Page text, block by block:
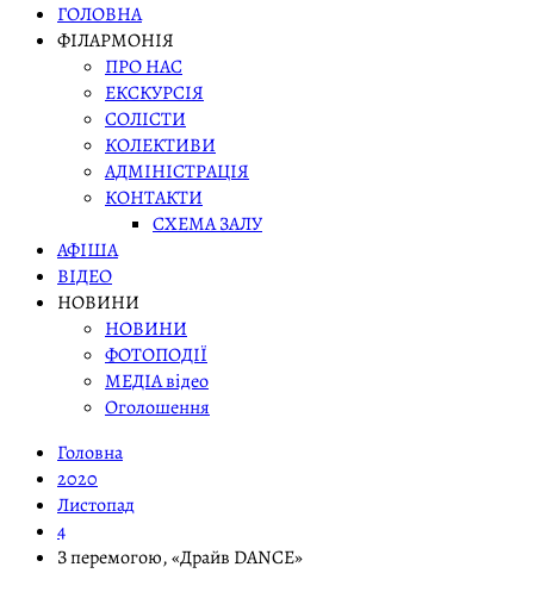
ГОЛОВНА
ФІЛАРМОНІЯ
ПРО НАС
ЕКСКУРСІЯ
СОЛІСТИ
КОЛЕКТИВИ
АДМІНІСТРАЦІЯ
КОНТАКТИ
СХЕМА ЗАЛУ
АФІША
ВІДЕО
НОВИНИ
НОВИНИ
ФОТОПОДІЇ
МЕДІА відео
Оголошення
Головна
2020
Листопад
4
З перемогою, «Драйв DANCE»